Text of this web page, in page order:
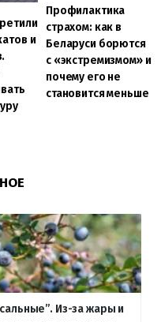
и
Профилактика
страхом: как в
Беларуси борются
с «экстремизмом» и
почему его не
становится меньше
Из-за жары и